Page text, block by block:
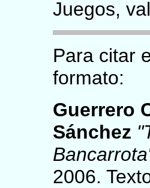
Juegos,
Para citar
formato:
Guerrero
Sánchez
2006.